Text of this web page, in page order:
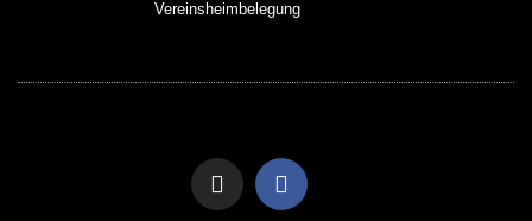
Vereinsheimbelegung